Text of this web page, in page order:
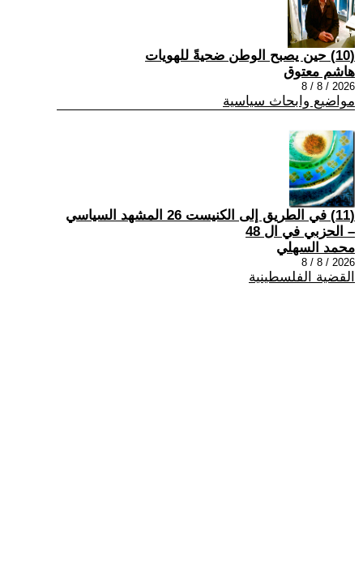
(10) حين يصبح الوطن ضحيةً للهويات
هاشم معتوق
2026 / 8 / 8
مواضيع وابحاث سياسية
(11) في الطريق إلى الكنيست 26 المشهد السياسي
– الحزبي في ال 48
محمد السهلي
2026 / 8 / 8
القضية الفلسطينية